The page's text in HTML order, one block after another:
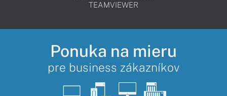
TEAMVIEWER
Ponuka na mieru
pre business zákazníkov